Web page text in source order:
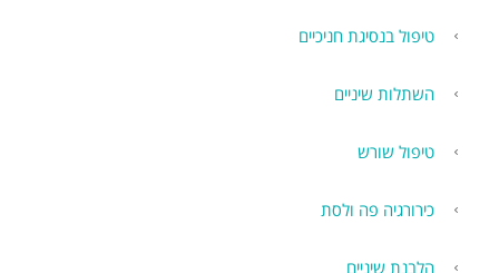
טיפול בנסיגת חניכיים
השתלות שיניים
טיפול שורש
כירורגיה פה ולסת
הלבנת שיניים